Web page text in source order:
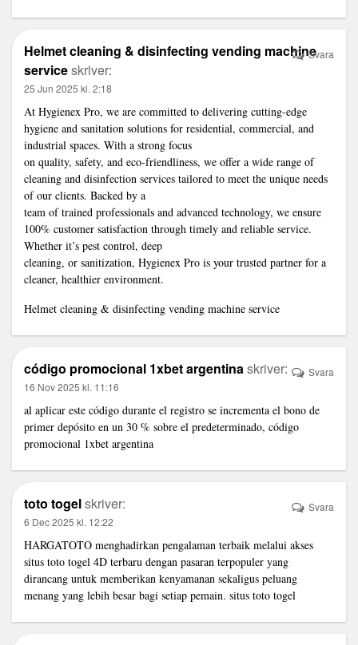
Helmet cleaning & disinfecting vending machine
serviceskriver:
25 Jun 2025 kl. 2:18
At Hygienex Pro, we are committed to delivering cutting-edge
hygiene and sanitation solutions for residential, commercial, and
industrial spaces. With a strong focus
on quality, safety, and eco-friendliness, we offer a wide range of
cleaning and disinfection services tailored to meet the unique needs
of our clients. Backed by a
team of trained professionals and advanced technology, we ensure
100% customer satisfaction through timely and reliable service.
Whether it’s pest control, deep
cleaning, or sanitization, Hygienex Pro is your trusted partner for a
cleaner, healthier environment.
Helmet cleaning & disinfecting vending machine service
Svara
código promocional 1xbet argentinaskriver:
16 Nov 2025 kl. 11:16
al aplicar este código durante el registro se incrementa el bono de
primer depósito en un 30 % sobre el predeterminado, código
promocional 1xbet argentina
Svara
toto togelskriver:
6 Dec 2025 kl. 12:22
HARGATOTO menghadirkan pengalaman terbaik melalui akses
situs toto togel 4D terbaru dengan pasaran terpopuler yang
dirancang untuk memberikan kenyamanan sekaligus peluang
menang yang lebih besar bagi setiap pemain. situs toto togel
Svara